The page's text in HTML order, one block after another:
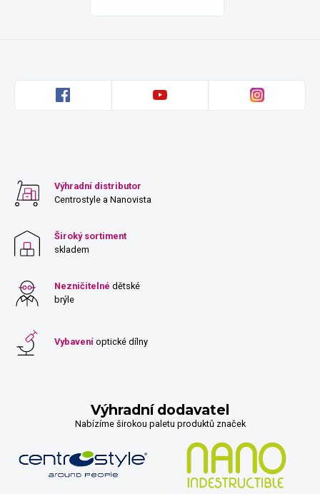
Výhradní distributor
Centrostyle a Nanovista
Široký sortiment
skladem
Nezničitelné dětské
brýle
Vybavení optické dílny
Výhradní dodavatel
Nabízíme širokou paletu produktů značek